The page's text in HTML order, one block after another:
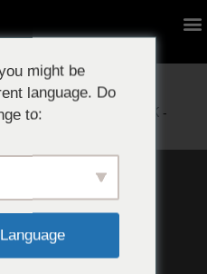
ahora:
might be
language. Do
to: